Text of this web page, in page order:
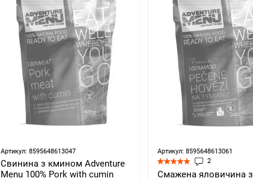
Артикул: 8595648613047
Свинина з кмином Adventure
Menu 100% Pork with cumin
Артикул: 8595648613061
2
Смажена яловичина з